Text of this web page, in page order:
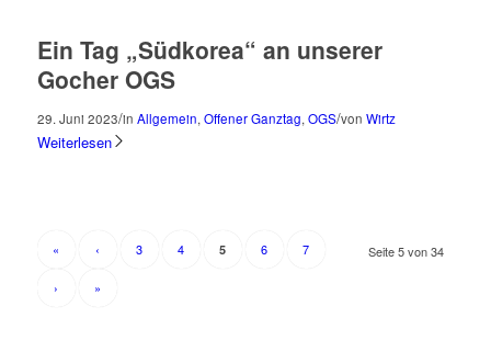
Ein Tag „Südkorea“ an unserer
Gocher OGS
29. Juni 2023/in Allgemein, Offener Ganztag, OGS/von Wirtz
Weiterlesen
Seite 5 von 34
« ‹ 3 4 5 6 7
› »